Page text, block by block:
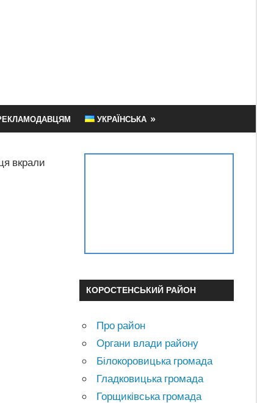
УКРАЇНСЬКА
вкрали
КОРОСТЕНСЬКИЙ РАЙОН
Про район
Органи влади району
Білокоровицька громада
Гладковицька громада
Горщиківська громада